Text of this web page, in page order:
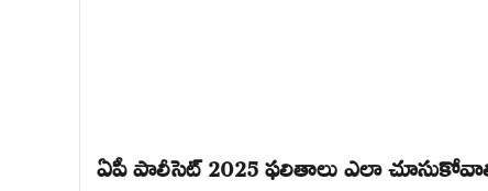
ఏపీ పాలీసెట్ 2025 ఫలితాలు ఎలా